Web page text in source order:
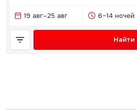
19 авг–25 авг 6–14 ночей
Найти